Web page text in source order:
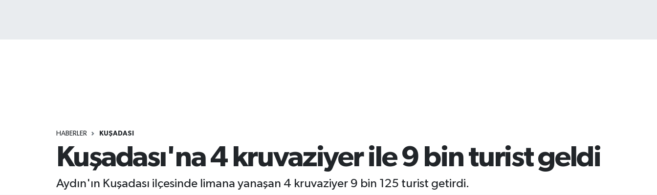
HABERLER KUŞADASI
Kuşadası'na 4 kruvaziyer ile 9 bin turist geldi
Aydın'ın Kuşadası ilçesinde limana yanaşan 4 kruvaziyer 9 bin 125 turist getirdi.